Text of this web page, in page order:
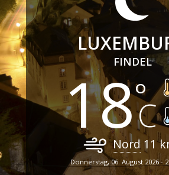
FINDEL
18
Nord 11
Donnerstag, 06. August 2026 -